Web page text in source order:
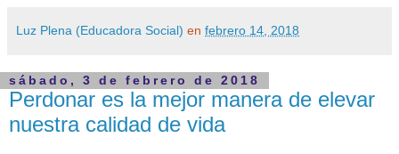
Luz Plena (Educadora Social) en febrero 14, 2018
sábado, 3 de febrero de 2018
Perdonar es la mejor manera de elevar
nuestra calidad de vida